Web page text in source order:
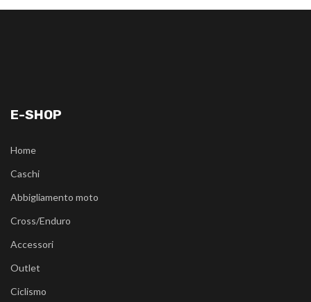
E-SHOP
Home
Caschi
Abbigliamento moto
Cross/Enduro
Accessori
Outlet
Ciclismo